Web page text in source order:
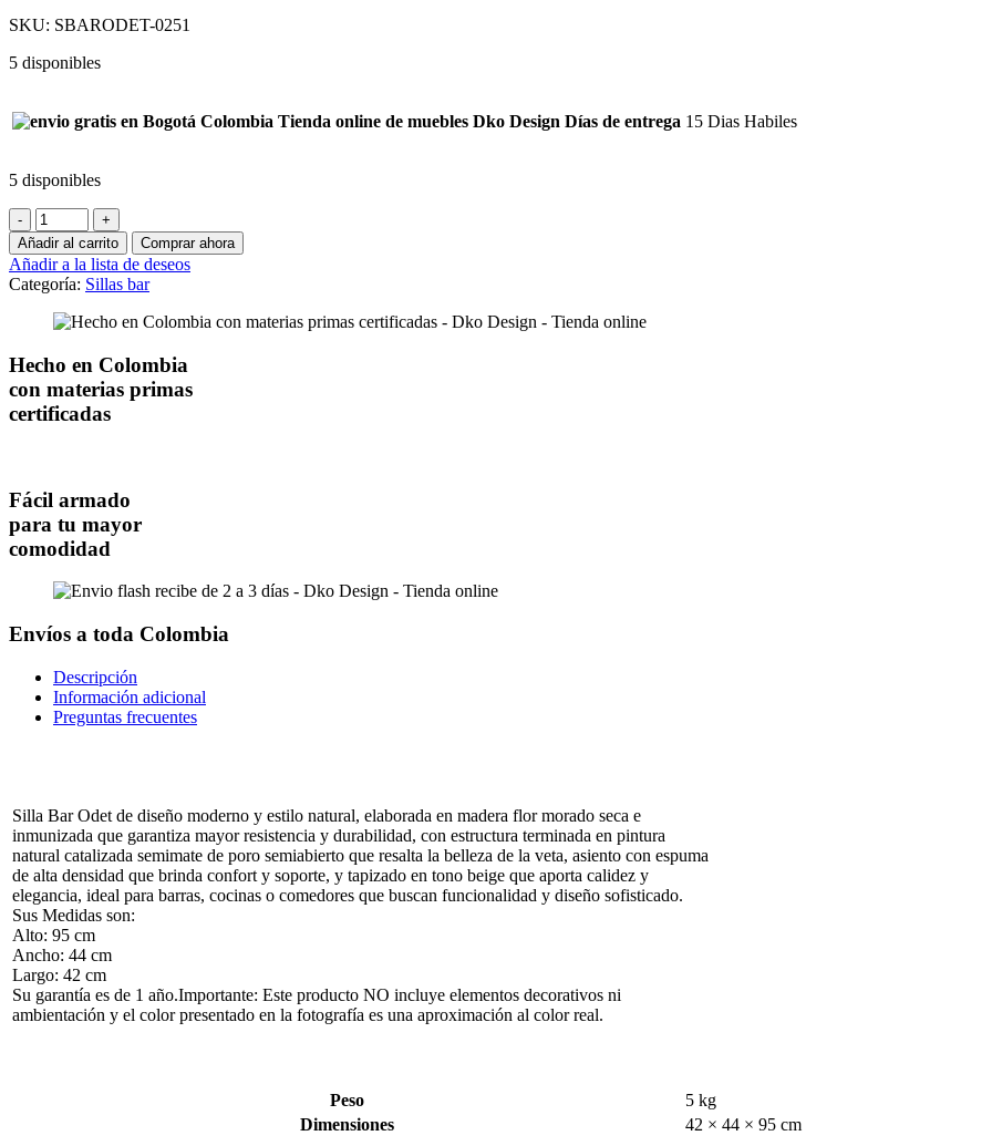
original
$1.401.285.
actual
SKU: SBARODET-0251
5 disponibles
Días de entrega 15 Dias Habiles
5 disponibles
Silla
Bar
Odet
(95x44x42)
Beige
cantidad
Añadir al carrito Comprar ahora
Añadir a la lista de deseos
Categoría: Sillas bar
Hecho en Colombia
con materias primas
certificadas
Fácil armado
para tu mayor
comodidad
Envíos a toda Colombia
Descripción
Información adicional
Preguntas frecuentes
Silla Bar Odet de diseño moderno y estilo natural, elaborada en madera flor morado seca e
inmunizada que garantiza mayor resistencia y durabilidad, con estructura terminada en pintura
natural catalizada semimate de poro semiabierto que resalta la belleza de la veta, asiento con espuma
de alta densidad que brinda confort y soporte, y tapizado en tono beige que aporta calidez y
elegancia, ideal para barras, cocinas o comedores que buscan funcionalidad y diseño sofisticado.
Sus Medidas son:
Alto: 95 cm
Ancho: 44 cm
Largo: 42 cm
Su garantía es de 1 año.Importante: Este producto NO incluye elementos decorativos ni
ambientación y el color presentado en la fotografía es una aproximación al color real.
Peso
5 kg
Dimensiones
42 × 44 × 95 cm